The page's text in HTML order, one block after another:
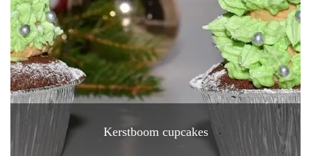
Kerstboom cupcakes